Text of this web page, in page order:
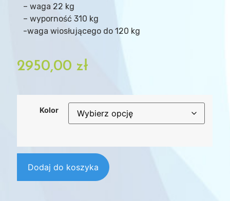
– waga 22 kg
– wyporność 310 kg
-waga wiosłującego do 120 kg
2950,00zł
Kolor
Dodaj do koszyka